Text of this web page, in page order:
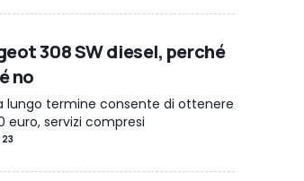
308 SW diesel, perché
no
lungo termine consente di ottenere
servizi compresi